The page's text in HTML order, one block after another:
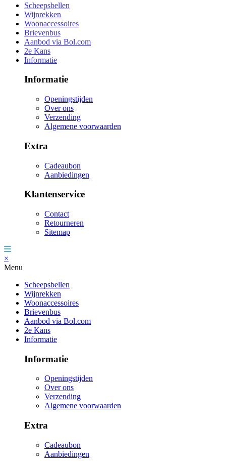
Scheepsbellen
Wijnrekken
Woonaccessoires
Brievenbus
Aanbod via Bol.com
2e Kans
Informatie
Informatie
Openingstijden
Over ons
Verzending
Algemene voorwaarden
Extra
Cadeaubon
Aanbiedingen
Klantenservice
Contact
Retourneren
Sitemap
×
Menu
Scheepsbellen
Wijnrekken
Woonaccessoires
Brievenbus
Aanbod via Bol.com
2e Kans
Informatie
Informatie
Openingstijden
Over ons
Verzending
Algemene voorwaarden
Extra
Cadeaubon
Aanbiedingen